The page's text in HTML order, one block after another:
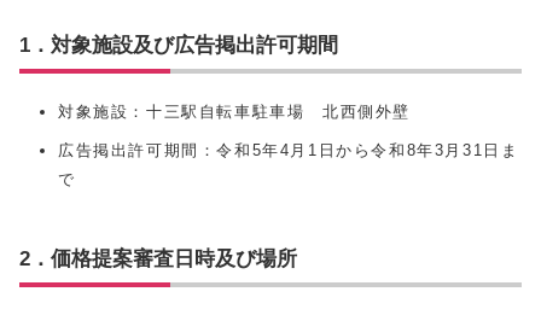
1．対象施設及び広告掲出許可期間
対象施設：十三駅自転車駐車場 北西側外壁
広告掲出許可期間：令和5年4月1日から令和8年3月31日ま
で
2．価格提案審査日時及び場所